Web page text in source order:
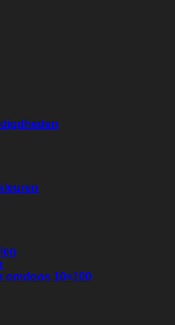
omdoos 10×100